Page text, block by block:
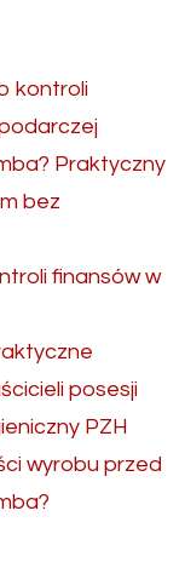
kontroli
Praktyczny
bez
finansów w
posesji
PZH
wyrobu przed